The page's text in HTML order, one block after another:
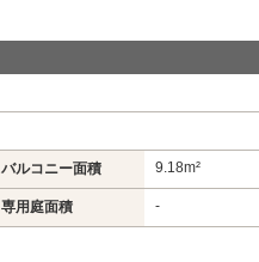
バルコニー面積 9.18m²
専用庭面積 -